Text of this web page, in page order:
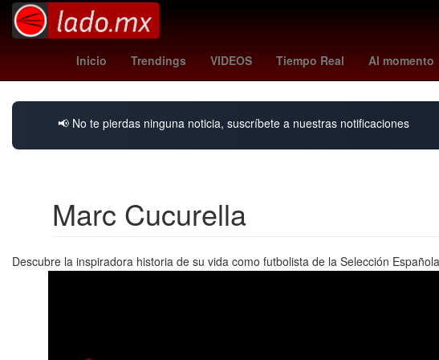
Inicio Trendings VIDEOS Tiempo Real Al momento
Valor toluca vs santos Rosario Perú Dólar
📢 No te pierdas ninguna noticia, suscríbete a nuestras notificaciones
Marc Cucurella
Descubre la inspiradora historia de su vida como futbolista de la Selección